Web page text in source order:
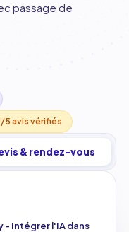
passage de
avis vérifiés
& rendez-vous
- Intégrer l'IA dans